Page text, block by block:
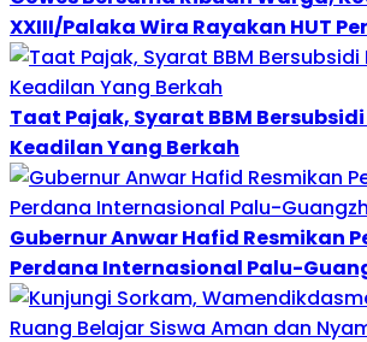
XXIII/Palaka Wira Rayakan HUT
Taat Pajak, Syarat BBM
Keadilan Yang Berkah
Gubernur Anwar Hafid Resmikan
Perdana Internasional Palu-